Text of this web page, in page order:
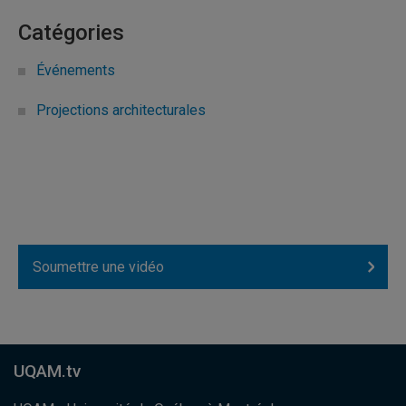
Catégories
Événements
Projections architecturales
Soumettre une vidéo
UQAM.tv